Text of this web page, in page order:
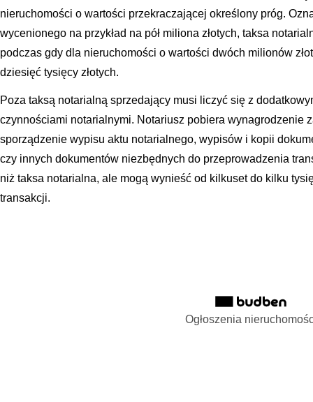
nieruchomości o wartości przekraczającej określony próg.
wycenionego na przykład na pół miliona złotych, taksa
podczas gdy dla nieruchomości o wartości dwóch milionów
dziesięć tysięcy złotych.
Poza taksą notarialną sprzedający musi liczyć się z
czynnościami notarialnymi. Notariusz pobiera wynagrodzenie
sporządzenie wypisu aktu notarialnego, wypisów i kopii
czy innych dokumentów niezbędnych do przeprowadzenia
niż taksa notarialna, ale mogą wynieść od kilkuset do kilku
transakcji.
Ogłoszenia